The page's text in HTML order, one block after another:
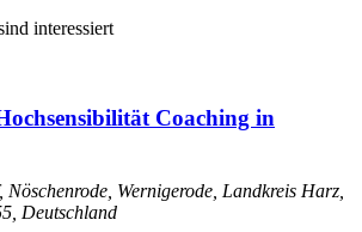
interessiert
Coaching in
Wernigerode, Landkreis Harz,
Deutschland